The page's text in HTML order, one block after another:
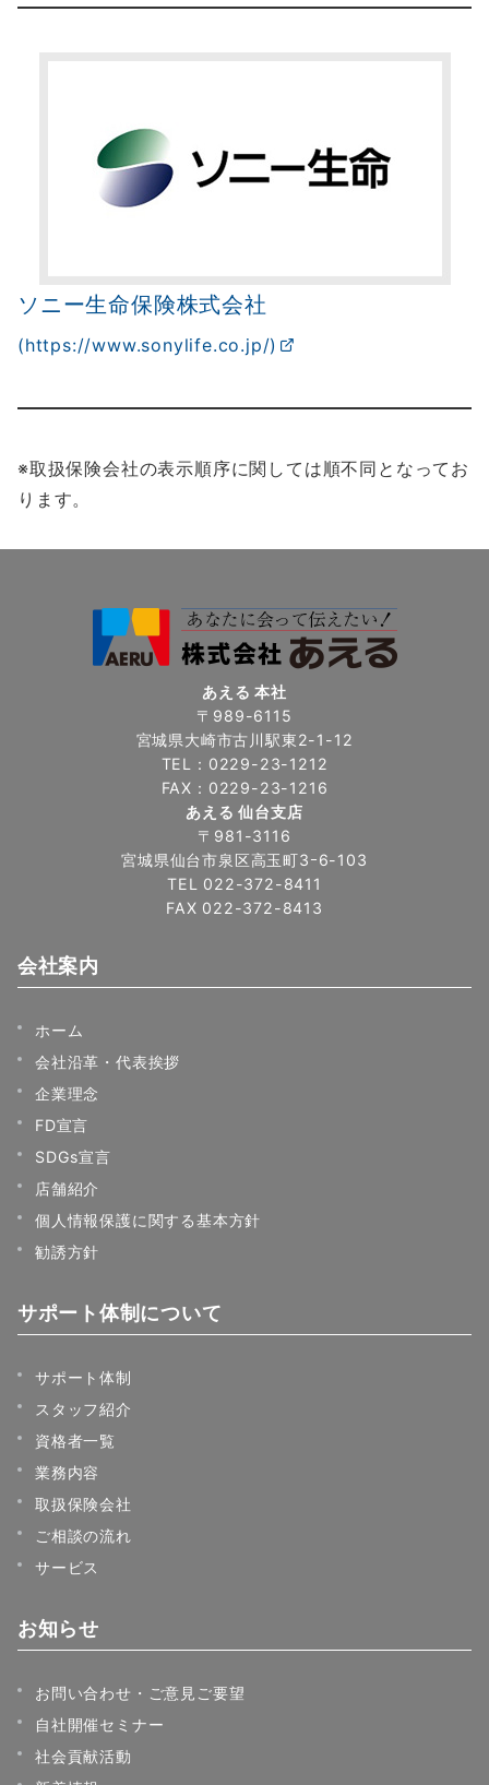
ソニー生命保険株式会社
(https://www.sonylife.co.jp/)
※取扱保険会社の表示順序に関しては順不同となってお
ります。
あえる 本社
〒989-6115
宮城県大崎市古川駅東2-1-12
TEL：0229-23-1212
FAX：0229-23-1216
あえる 仙台支店
〒981-3116
宮城県仙台市泉区高玉町3ｰ6-103
TEL 022-372-8411
FAX 022-372-8413
会社案内
ホーム
会社沿革・代表挨拶
企業理念
FD宣言
SDGs宣言
店舗紹介
個人情報保護に関する基本方針
勧誘方針
サポート体制について
サポート体制
スタッフ紹介
資格者一覧
業務内容
取扱保険会社
ご相談の流れ
サービス
お知らせ
お問い合わせ・ご意見ご要望
自社開催セミナー
社会貢献活動